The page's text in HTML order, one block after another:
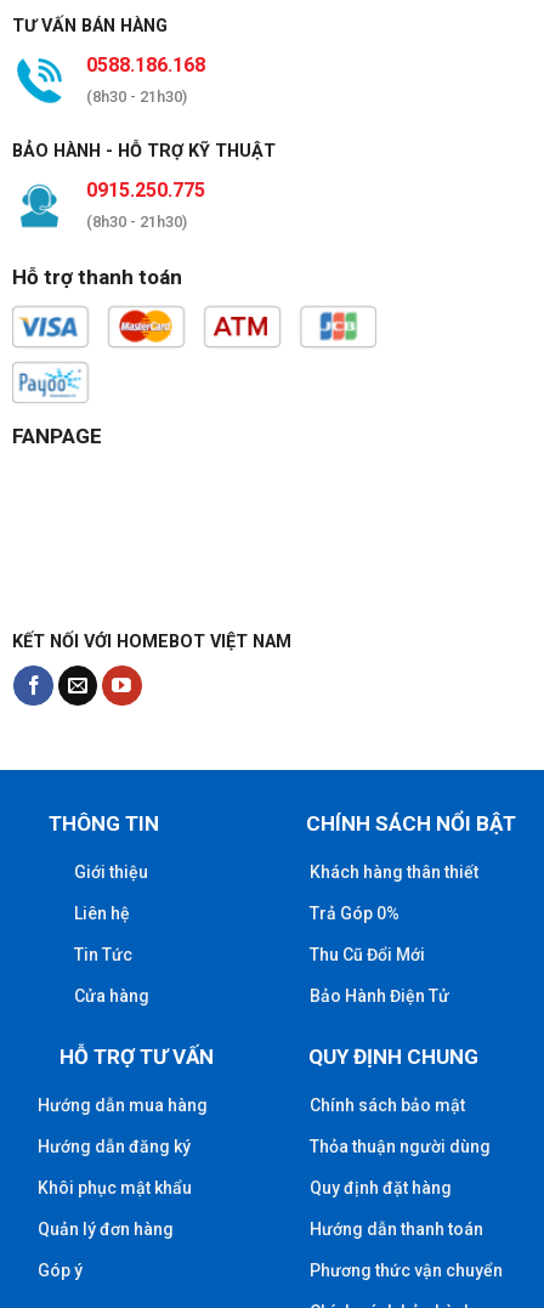
TƯ VẤN BÁN HÀNG
0588.186.168
(8h30 - 21h30)
BẢO HÀNH - HỖ TRỢ KỸ THUẬT
0915.250.775
(8h30 - 21h30)
Hỗ trợ thanh toán
FANPAGE
KẾT NỐI VỚI HOMEBOT VIỆT NAM
THÔNG TIN
Giới thiệu
Liên hệ
Tin Tức
Cửa hàng
CHÍNH SÁCH NỔI BẬT
Khách hàng thân thiết
Trả Góp 0%
Thu Cũ Đổi Mới
Bảo Hành Điện Tử
HỖ TRỢ TƯ VẤN
Hướng dẫn mua hàng
Hướng dẫn đăng ký
Khôi phục mật khẩu
Quản lý đơn hàng
Góp ý
QUY ĐỊNH CHUNG
Chính sách bảo mật
Thỏa thuận người dùng
Quy định đặt hàng
Hướng dẫn thanh toán
Phương thức vận chuyển